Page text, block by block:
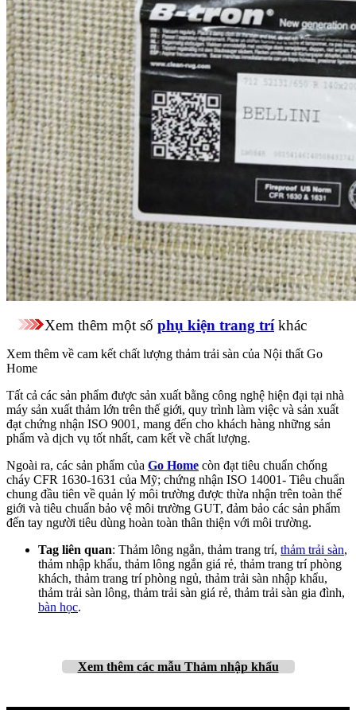
Xem thêm một số phụ kiện trang tríkhác
Xem thêm về cam kết chất lượng thảm trải sàn của Nội thất Go
Home
Tất cả các sản phẩm được sản xuất bằng công nghệ hiện đại tại nhà
máy sản xuất thảm lớn trên thế giới, quy trình làm việc và sản xuất
đạt chứng nhận ISO 9001, mang đến cho khách hàng những sản
phẩm và dịch vụ tốt nhất, cam kết về chất lượng.
Ngoài ra, các sản phẩm của Go Home còn đạt tiêu chuẩn chống
cháy CFR 1630-1631 của Mỹ; chứng nhận ISO 14001- Tiêu chuẩn
chung đầu tiên về quản lý môi trường được thừa nhận trên toàn thế
giới và tiêu chuẩn bảo vệ môi trường GUT, đảm bảo các sản phẩm
đến tay người tiêu dùng hoàn toàn thân thiện với môi trường.
Tag liên quan: Thảm lông ngắn, thảm trang trí, thảm trải sàn,
thảm nhập khẩu, thảm lông ngắn giá rẻ, thảm trang trí phòng
khách, thảm trang trí phòng ngủ, thảm trải sàn nhập khẩu,
thảm trải sàn lông, thảm trải sàn giá rẻ, thảm trải sàn gia đình,
bàn học.
Xem thêm các mẫu Thảm nhập khẩu